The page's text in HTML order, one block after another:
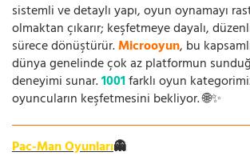
sistemli ve detaylı yapı, oyun oynamayı
olmaktan çıkarır; keşfetmeye dayalı,
sürece dönüştürür.Microoyun, bu
dünya genelinde çok az platformun
deneyimi sunar.1001farklı oyun
oyuncuların keşfetmesini bekliyor. 🌐✨
Pac-Man Oyunları👻